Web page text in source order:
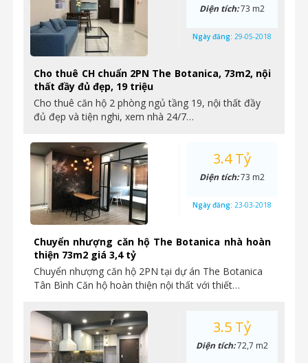
Cho thuê CH chuẩn 2PN The Botanica, 73m2, nội
thất đầy đủ đẹp, 19 triệu
Cho thuê căn hộ 2 phòng ngủ tầng 19, nội thất đầy
đủ đẹp và tiện nghi, xem nhà 24/7…
Diện tích:73 m2
Ngày đăng: 29-05-2018
Chuyển nhượng căn hộ The Botanica nhà hoàn
thiện 73m2 giá 3,4 tỷ
Chuyển nhượng căn hộ 2PN tại dự án The Botanica
Tân Bình Căn hộ hoàn thiện nội thất với thiết…
3.4 Tỷ
Diện tích:73 m2
Ngày đăng: 23-03-2018
3.5 Tỷ
Diện tích:72,7 m2